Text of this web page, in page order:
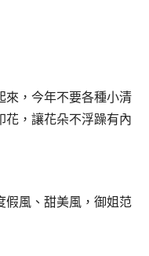
來，今年不要各種小清
花，讓花朵不浮躁有內
假風、甜美風，御姐范